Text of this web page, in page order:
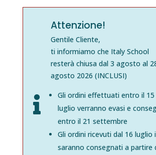

Attenzione!
Gentile Cliente,
ti informiamo che Italy School
resterà chiusa dal 3 agosto al
agosto 2026 (INCLUSI)
Gli ordini effettuati entro il 15
luglio verranno evasi e
entro il 21 settembre
Gli ordini ricevuti dal 16 luglio
saranno consegnati a partire